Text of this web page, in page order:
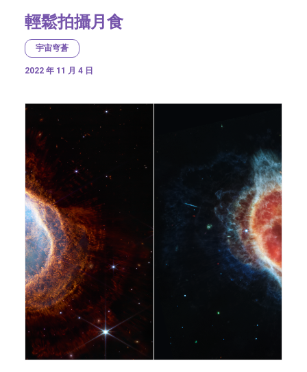
輕鬆拍攝月食
宇宙穹蒼
2022 年 11 月 4 日